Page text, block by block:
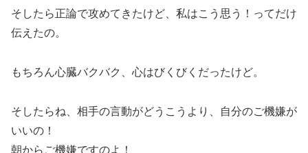
そしたら正論で攻めてきたけど、私はこう思う！ってだけ
伝えたの。
もちろん心臓バクバク、心はびくびくだったけど。
そしたらね、相手の言動がどうこうより、自分のご機嫌が
いいの！
朝からご機嫌ですのよ！